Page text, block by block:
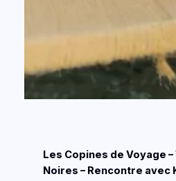
Les Copines de Voyage
Noires – Rencontre avec